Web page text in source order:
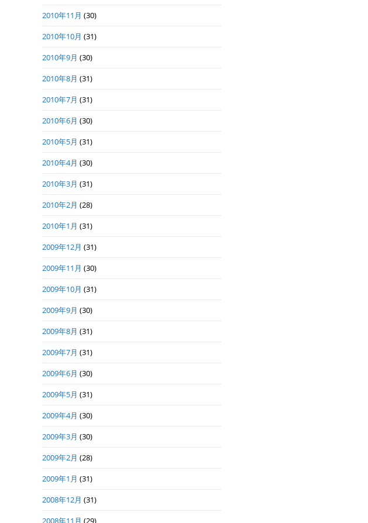
2010年11月 (30)
2010年10月 (31)
2010年9月 (30)
2010年8月 (31)
2010年7月 (31)
2010年6月 (30)
2010年5月 (31)
2010年4月 (30)
2010年3月 (31)
2010年2月 (28)
2010年1月 (31)
2009年12月 (31)
2009年11月 (30)
2009年10月 (31)
2009年9月 (30)
2009年8月 (31)
2009年7月 (31)
2009年6月 (30)
2009年5月 (31)
2009年4月 (30)
2009年3月 (30)
2009年2月 (28)
2009年1月 (31)
2008年12月 (31)
2008年11月 (29)